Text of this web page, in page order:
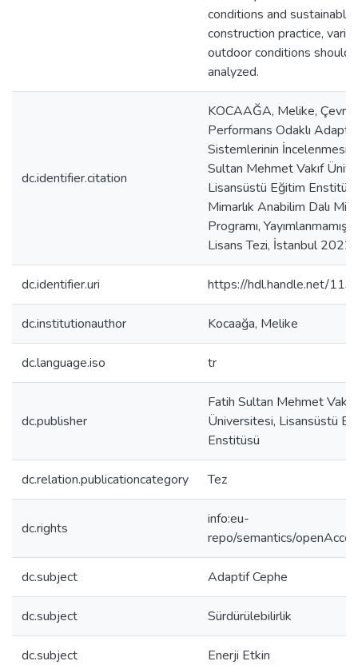
conditions and sustainable
construction practice,
outdoor conditions should
analyzed.
dc.identifier.citation
KOCAAĞA, Melike,
Performans Odaklı
Sistemlerinin İncelenmesi,
Sultan Mehmet Vakıf
Lisansüstü Eğitim
Mimarlık Anabilim Dalı
Programı, Yayımlanmamış
Lisans Tezi, İstanbul 2022.
dc.identifier.uri https://hdl.handle.net/
dc.institutionauthor Kocaağa, Melike
dc.language.iso tr
dc.publisher
Fatih Sultan Mehmet Vakıf
Üniversitesi, Lisansüstü
Enstitüsü
dc.relation.publicationcategory Tez
dc.rights
info:eu-
repo/semantics/
dc.subject Adaptif Cephe
dc.subject Sürdürülebilirlik
dc.subject Enerji Etkin